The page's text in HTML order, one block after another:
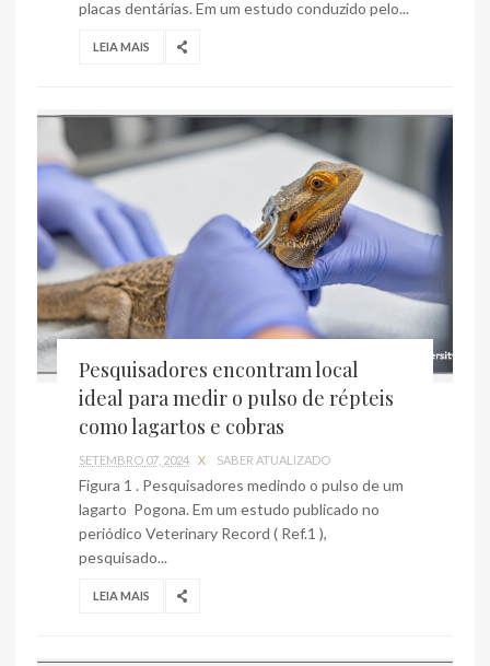
placas dentárias. Em um estudo conduzido pelo...
LEIA MAIS
Pesquisadores encontram local
ideal para medir o pulso de répteis
como lagartos e cobras
SETEMBRO 07, 2024 X SABER ATUALIZADO
Figura 1 . Pesquisadores medindo o pulso de um
lagarto Pogona. Em um estudo publicado no
periódico Veterinary Record ( Ref.1 ),
pesquisado...
LEIA MAIS